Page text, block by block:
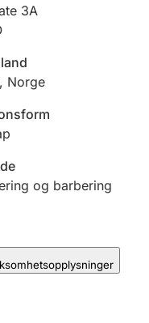
sektor
3A
, Norge
og barbering